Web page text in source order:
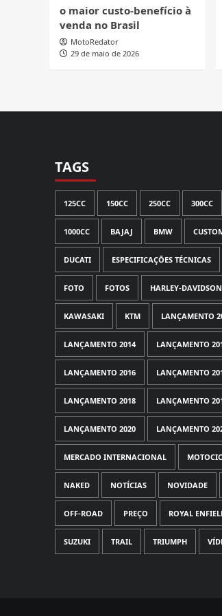
o maior custo-benefício à
venda no Brasil
MotoRedator
29 de maio de 2026
TAGS
125CC 150CC 250CC 300CC
1000CC BAJAJ BMW
DUCATI ESPECIFICAÇÕES TÉCNICAS
FOTO FOTOS HARLEY-DAVIDSON
KAWASAKI KTM LANÇAMENTO
LANÇAMENTO 2014 LANÇAMENTO
LANÇAMENTO 2016 LANÇAMENTO
LANÇAMENTO 2018 LANÇAMENTO
LANÇAMENTO 2020 LANÇAMENTO
MERCADO INTERNACIONAL
NAKED NOTÍCIAS NOVIDADE
OFF-ROAD PREÇO ROYAL
SUZUKI TRAIL TRIUMPH